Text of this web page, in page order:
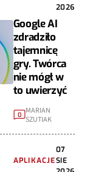
2026
Google AI
zdradziło
tajemnicę
gry. Twórca
nie mógł w
to uwierzyć
0 MARIAN
SZUTIAK
APLIKACJE
07
SIE
2026